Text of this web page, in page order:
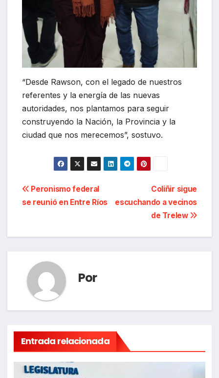
“Desde Rawson, con el legado de nuestros
referentes y la energía de las nuevas
autoridades, nos plantamos para seguir
construyendo la Nación, la Provincia y la
ciudad que nos merecemos”, sostuvo.
Navegación
de
entradas
Coliñir sigue
escuchando a vecinos
de Trelew
Peronismo federal
se reunió en Entre Ríos
Por
Entrada relacionada